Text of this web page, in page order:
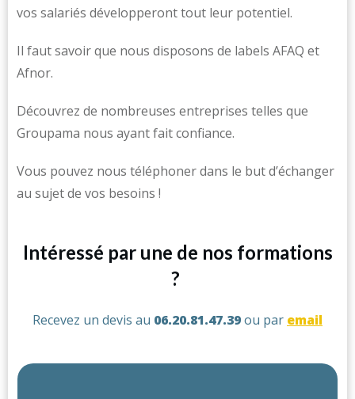
vos salariés développeront tout leur potentiel.
Il faut savoir que nous disposons de labels AFAQ et
Afnor.
Découvrez de nombreuses entreprises telles que
Groupama nous ayant fait confiance.
Vous pouvez nous téléphoner dans le but d’échanger
au sujet de vos besoins !
Intéressé par une de nos formations
?
Recevez un devis au 06.20.81.47.39ou par email